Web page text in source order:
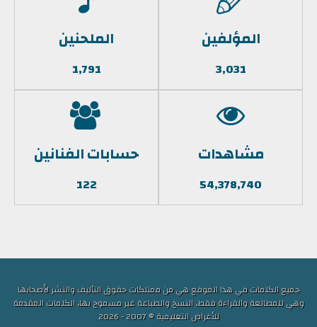
المؤلفين
3,031
الملحنين
1,791
مشاهدات
54,378,740
حسابات الفنانين
122
جميع الكلمات في هذا الموقع هي من ممتلكات حقوق التأليف والنشر لأصحابها
وهي للمطالعة والقراءة فقط, النسخ والطباعة غير مسموح بها, الكلمات المقدمة
للأغراض التعليمية © 2007 - 2026